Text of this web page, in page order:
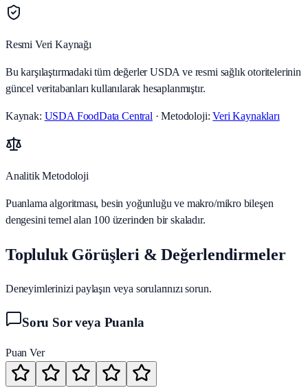
Resmi Veri Kaynağı
Bu karşılaştırmadaki tüm değerler USDA ve resmi sağlık otoritelerinin
güncel veritabanları kullanılarak hesaplanmıştır.
Kaynak: USDA FoodData Central · Metodoloji:Veri Kaynakları
Analitik Metodoloji
Puanlama algoritması, besin yoğunluğu ve makro/mikro bileşen
dengesini temel alan 100 üzerinden bir skaladır.
Topluluk Görüşleri & Değerlendirmeler
Deneyimlerinizi paylaşın veya sorularınızı sorun.
Soru Sor veya Puanla
Puan Ver